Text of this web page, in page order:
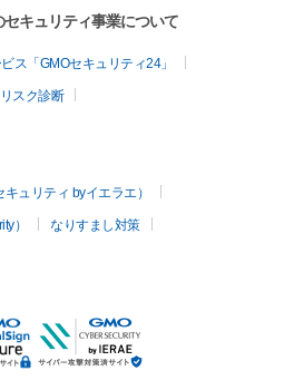
キュリティ事業について
ス「GMOセキュリティ24」
スク診断
ュリティ byイエラエ）
） なりすまし対策